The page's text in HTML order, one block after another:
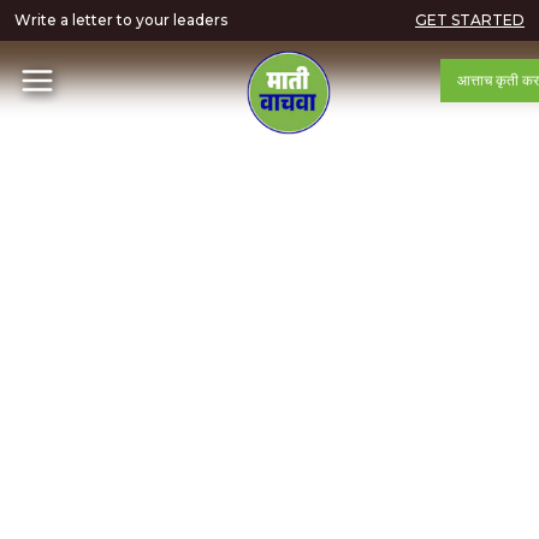
Write a letter to your leaders GET STARTED
आत्ताच कृती